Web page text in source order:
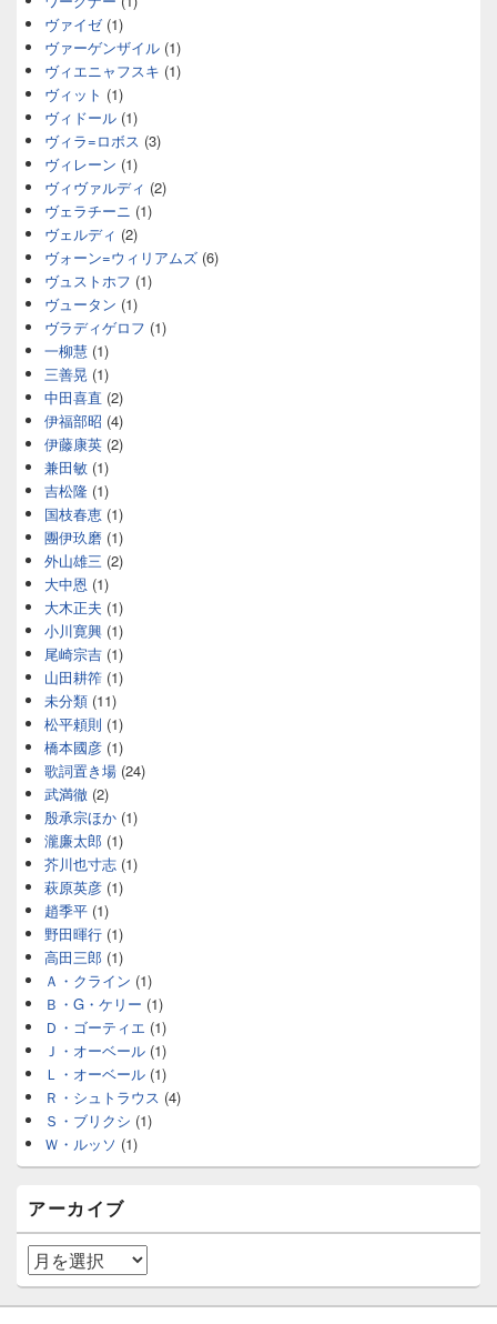
ヴァイゼ(1)
ヴァーゲンザイル (1)
ヴィエニャフスキ (1)
ヴィット (1)
ヴィドール (1)
ヴィラ=ロボス (3)
ヴィレーン (1)
ヴィヴァルディ (2)
ヴェラチーニ (1)
ヴェルディ (2)
ヴォーン=ウィリアムズ (6)
ヴュストホフ (1)
ヴュータン (1)
ヴラディゲロフ (1)
一柳慧 (1)
三善晃 (1)
中田喜直 (2)
伊福部昭 (4)
伊藤康英 (2)
兼田敏 (1)
吉松隆 (1)
国枝春恵 (1)
團伊玖磨 (1)
外山雄三 (2)
大中恩 (1)
大木正夫 (1)
小川寛興 (1)
尾崎宗吉 (1)
山田耕筰 (1)
未分類 (11)
松平頼則 (1)
橋本國彦 (1)
歌詞置き場 (24)
武満徹 (2)
殷承宗ほか (1)
瀧廉太郎 (1)
芥川也寸志 (1)
萩原英彦 (1)
趙季平 (1)
野田暉行 (1)
高田三郎 (1)
Ａ・クライン (1)
Ｂ・G・ケリー (1)
Ｄ・ゴーティエ (1)
Ｊ・オーベール (1)
Ｌ・オーベール (1)
Ｒ・シュトラウス (4)
Ｓ・ブリクシ (1)
Ｗ・ルッソ (1)
アーカイブ
ア
ー
カ